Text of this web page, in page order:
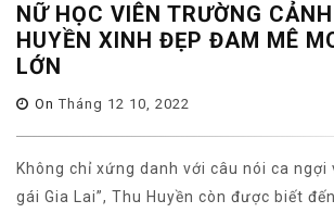
NỮ HỌC VIÊN TRƯỜNG
HUYỀN XINH ĐẸP ĐAM MÊ
LỚN
On Tháng 12 10, 2022
Không chỉ xứng danh với câu nói ca ngợi
gái Gia Lai”, Thu Huyền còn được biết